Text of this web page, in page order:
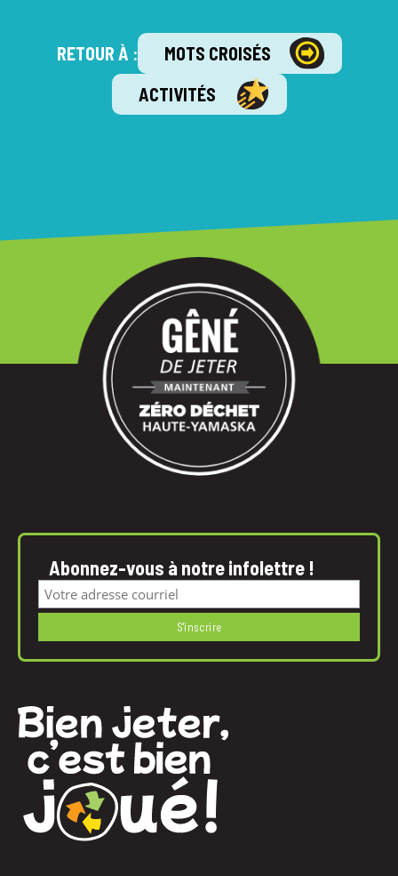
RETOUR À :
MOTS CROISÉS
ACTIVITÉS
Abonnez-vous à notre infolettre !